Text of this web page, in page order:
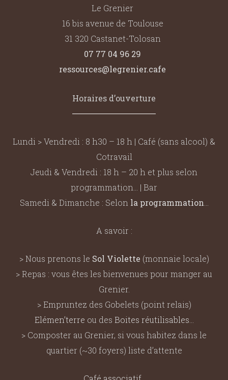
Le Grenier
16 bis avenue de Toulouse
31 320 Castanet-Tolosan
07 77 04 96 29
ressources@legrenier.cafe
Horaires d’ouverture
Lundi > Vendredi : 8 h30 – 18 h | Café (sans alcool) &
Cotravail
Jeudi & Vendredi : 18 h – 20 h et plus selon
programmation… | Bar
Samedi & Dimanche : Selon la programmation
A savoir :
> Nous prenons le Sol Violette (monnaie locale)
> Repas : vous êtes les bienvenues pour manger au
Grenier.
> Empruntez des Gobelets (point relais)
Elémen’terre ou des Boites réutilisables
> Composter au Grenier, si vous habitez dans le
quartier (~30 foyers) liste d’attente